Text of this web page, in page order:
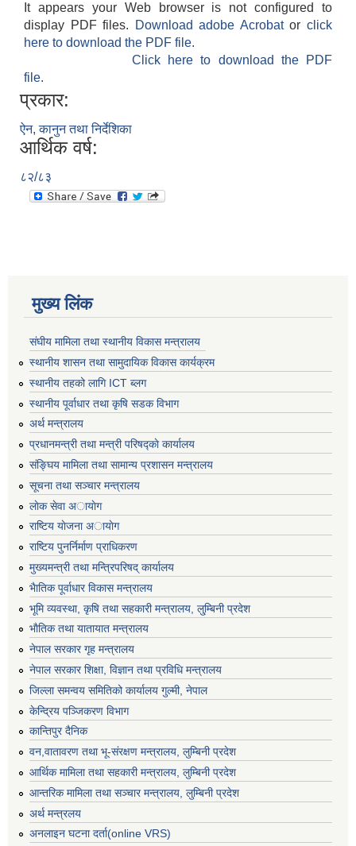
It appears your Web browser is not configured to
display PDF files.
Download adobe Acrobatorclick
here to download the PDF file.
Click here to download the PDF
file.
प्रकार:
ऐन, कानुन तथा निर्देशिका
आर्थिक वर्ष:
८२/८३
मुख्य लिंक
संघीय मामिला तथा स्थानीय विकास मन्त्रालय
स्थानीय शासन तथा सामुदायिक विकास कार्यक्रम
स्थानीय तहको लागि ICT ब्लग
स्थानीय पूर्वाधार तथा कृषि सडक विभाग
अर्थ मन्त्रालय
प्रधानमन्त्री तथा मन्त्री परिषद्काे कार्यालय
संङ्घिय मामिला तथा सामान्य प्रशासन मन्त्रालय
सूचना तथा सञ्चार मन्त्रालय
लाेक सेवा अायाेग
राष्टिय याेजना अायाेग
राष्टिय पुनर्निर्माण प्राधिकरण
मुख्यमन्त्री तथा मन्त्रिपरिषद् कार्यालय
भैातिक पूर्वाधार विकास मन्त्रालय
भूमि व्यवस्था, कृषि तथा सहकारी मन्त्रालय, लु्म्बिनी प्रदेश
भाैतिक तथा यातायात मन्त्रालय
नेपाल सरकार गृह मन्त्रालय
नेपाल सरकार शिक्षा, विज्ञान तथा प्रविधि मन्त्रालय
जिल्ला समन्वय समितिको कार्यालय गुल्मी, नेपाल
केन्द्रिय पञ्जिकरण विभाग
कान्तिपुर दैनिक
वन,वातावरण तथा भू-संरक्षण मन्त्रालय, लुम्बिनी प्रदेश
आर्थिक मामिला तथा सहकारी मन्त्रालय, लुम्बिनी प्रदेश
आन्तरिक मामिला तथा सञ्चार मन्त्रालय, लुम्बिनी प्रदेश
अर्थ मन्त्रलय
अनलाइन घटना दर्ता(online VRS)